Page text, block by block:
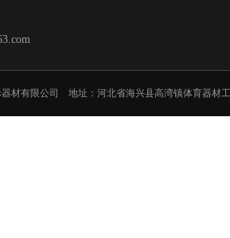
材有限公司 地址：河北省海兴县高湾镇体育器